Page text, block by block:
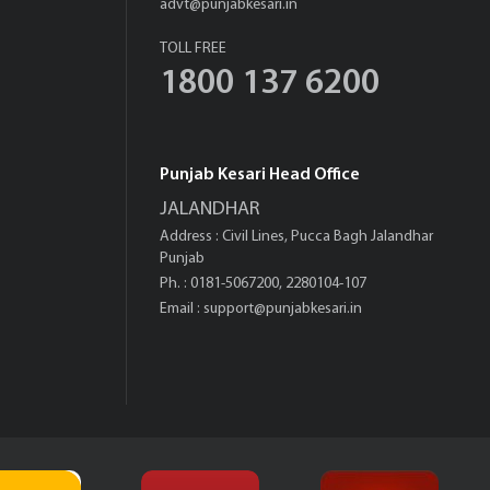
advt@punjabkesari.in
TOLL FREE
1800 137 6200
Punjab Kesari Head Office
JALANDHAR
Address : Civil Lines, Pucca Bagh Jalandhar
Punjab
Ph. : 0181-5067200, 2280104-107
Email : support@punjabkesari.in